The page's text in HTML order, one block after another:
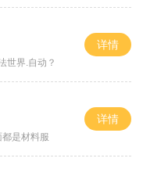
世界.自动？
详情
是材料服
详情